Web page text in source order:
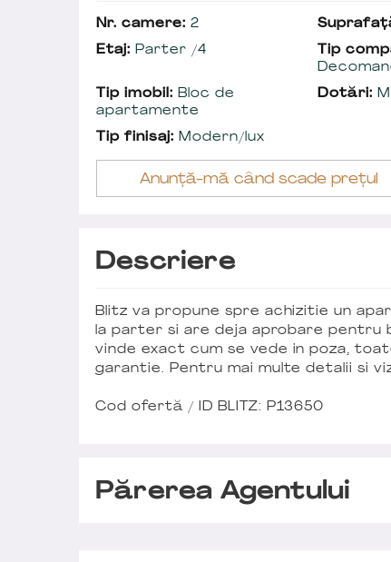
Nr. camere: 2
Etaj: Parter /4
Tip
Tip imobil: Bloc de
apartamente
Dotări:
Tip finisaj: Modern/lux
Anunță-mă când scade prețul
Descriere
Blitz va propune spre achizitie un
la parter si are deja aprobare pentru
vinde exact cum se vede in poza,
garantie. Pentru mai multe detalii si
Cod ofertă / ID BLITZ: P13650
Părerea Agentului